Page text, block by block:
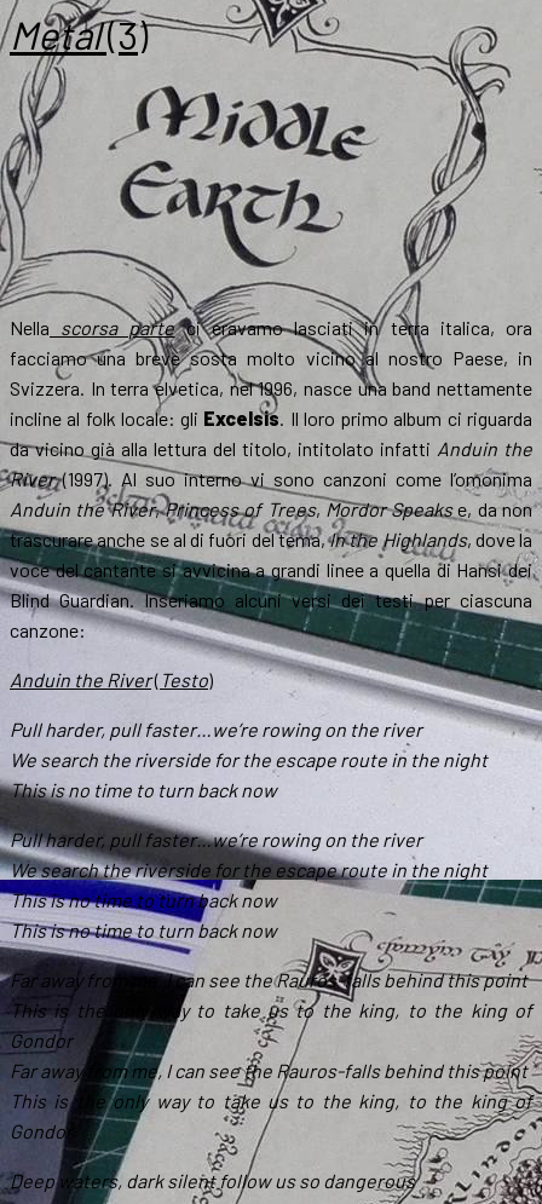
Guardian
Metal(3)
Nella scorsa parteci eravamo lasciati in terra italica, ora
facciamo una breve sosta molto vicino al nostro Paese, in
Svizzera. In terra elvetica, nel 1996, nasce una band nettamente
incline al folk locale: gli Excelsis. Il loro primo album ci riguarda
da vicino già alla lettura del titolo, intitolato infatti Anduin the
River(1997). Al suo interno vi sono canzoni come l’omonima
Anduin the River,Princess of Trees, Mordor Speakse, da non
trascurare anche se al di fuori del tema,In the Highlands, dove la
voce del cantante si avvicina a grandi linee a quella di Hansi dei
Blind Guardian. Inseriamo alcuni versi dei testi per ciascuna
canzone:
Anduin the River( Testo)
Pull harder, pull faster…we’re rowing on the river
We search the riverside for the escape route in the night
This is no time to turn back now
Pull harder, pull faster…we’re rowing on the river
We search the riverside for the escape route in the night
This is no time to turn back now
This is no time to turn back now
Far away from me, I can see the Rauros-falls behind this point
This is the only way to take us to the king, to the king of
Gondor
Far away from me, I can see the Rauros-falls behind this point
This is the only way to take us to the king, to the king of
Gondor
Deep waters, dark silent follow us so dangerous